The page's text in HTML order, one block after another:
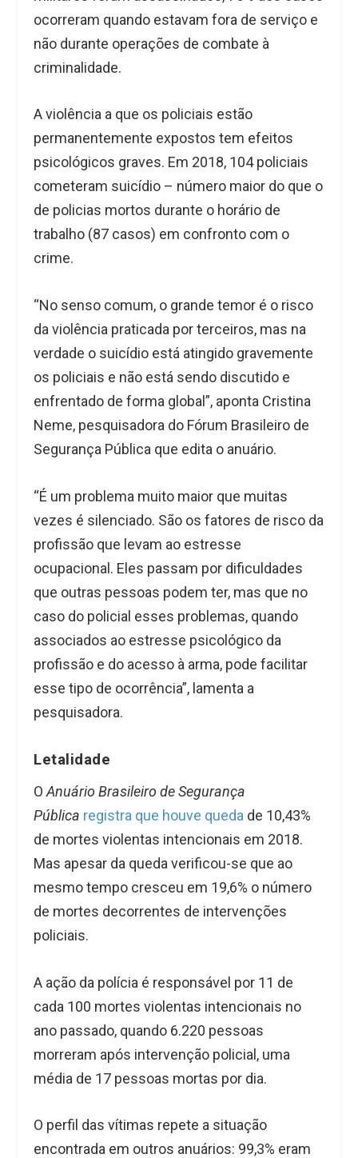
ocorreram quando estavam fora de serviço e
não durante operações de combate à
criminalidade.
A violência a que os policiais estão
permanentemente expostos tem efeitos
psicológicos graves. Em 2018, 104 policiais
cometeram suicídio – número maior do que o
de policias mortos durante o horário de
trabalho (87 casos) em confronto com o
crime.
“No senso comum, o grande temor é o risco
da violência praticada por terceiros, mas na
verdade o suicídio está atingido gravemente
os policiais e não está sendo discutido e
enfrentado de forma global”, aponta Cristina
Neme, pesquisadora do Fórum Brasileiro de
Segurança Pública que edita o anuário.
“É um problema muito maior que muitas
vezes é silenciado. São os fatores de risco da
profissão que levam ao estresse
ocupacional. Eles passam por dificuldades
que outras pessoas podem ter, mas que no
caso do policial esses problemas, quando
associados ao estresse psicológico da
profissão e do acesso à arma, pode facilitar
esse tipo de ocorrência”, lamenta a
pesquisadora.
Letalidade
OAnuário Brasileiro de Segurança
Pública registra que houve queda de 10,43%
de mortes violentas intencionais em 2018.
Mas apesar da queda verificou-se que ao
mesmo tempo cresceu em 19,6% o número
de mortes decorrentes de intervenções
policiais.
A ação da polícia é responsável por 11 de
cada 100 mortes violentas intencionais no
ano passado, quando 6.220 pessoas
morreram após intervenção policial, uma
média de 17 pessoas mortas por dia.
O perfil das vítimas repete a situação
encontrada em outros anuários: 99,3% eram